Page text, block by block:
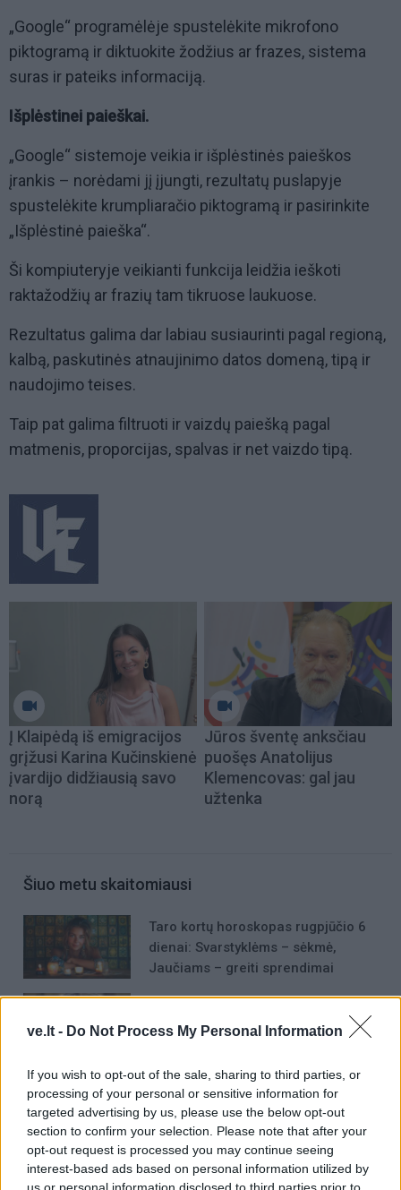
ve.lt - Do Not Process My Personal Information
If you wish to opt-out of the sale, sharing to third parties, or
processing of your personal or sensitive information for
targeted advertising by us, please use the below opt-out
section to confirm your selection. Please note that after your
opt-out request is processed you may continue seeing
interest-based ads based on personal information utilized by
„Google“ programėlėje spustelėkite mikrofono
piktogramą ir diktuokite žodžius ar frazes, sistema
suras ir pateiks informaciją.
Išplėstinei paieškai.
„Google“ sistemoje veikia ir išplėstinės paieškos
įrankis – norėdami jį įjungti, rezultatų puslapyje
spustelėkite krumpliaračio piktogramą ir pasirinkite
„Išplėstinė paieška“.
Ši kompiuteryje veikianti funkcija leidžia ieškoti
raktažodžių ar frazių tam tikruose laukuose.
Rezultatus galima dar labiau susiaurinti pagal regioną,
kalbą, paskutinės atnaujinimo datos domeną, tipą ir
naudojimo teises.
Taip pat galima filtruoti ir vaizdų paiešką pagal
matmenis, proporcijas, spalvas ir net vaizdo tipą.
Į Klaipėdą iš emigracijos
grįžusi Karina Kučinskienė
įvardijo didžiausią savo
norą
Jūros šventę anksčiau
puošęs Anatolijus
Klemencovas: gal jau
užtenka
Šiuo metu skaitomiausi
Taro kortų horoskopas rugpjūčio 6
dienai: Svarstyklėms – sėkmė,
Jaučiams – greiti sprendimai
artimiausiomis dienomis laukia
Šie Zodiako ženklai pagaliau
pasieks proveržį, kurio taip ilgai
laukė